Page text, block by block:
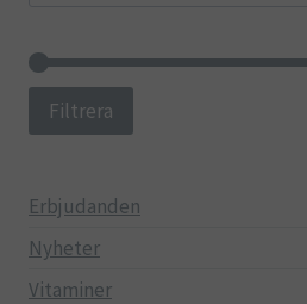
Filtrera
Erbjudanden
Nyheter
Vitaminer